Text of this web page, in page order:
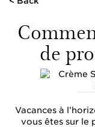
de
Vacances à
vous êtes sur le